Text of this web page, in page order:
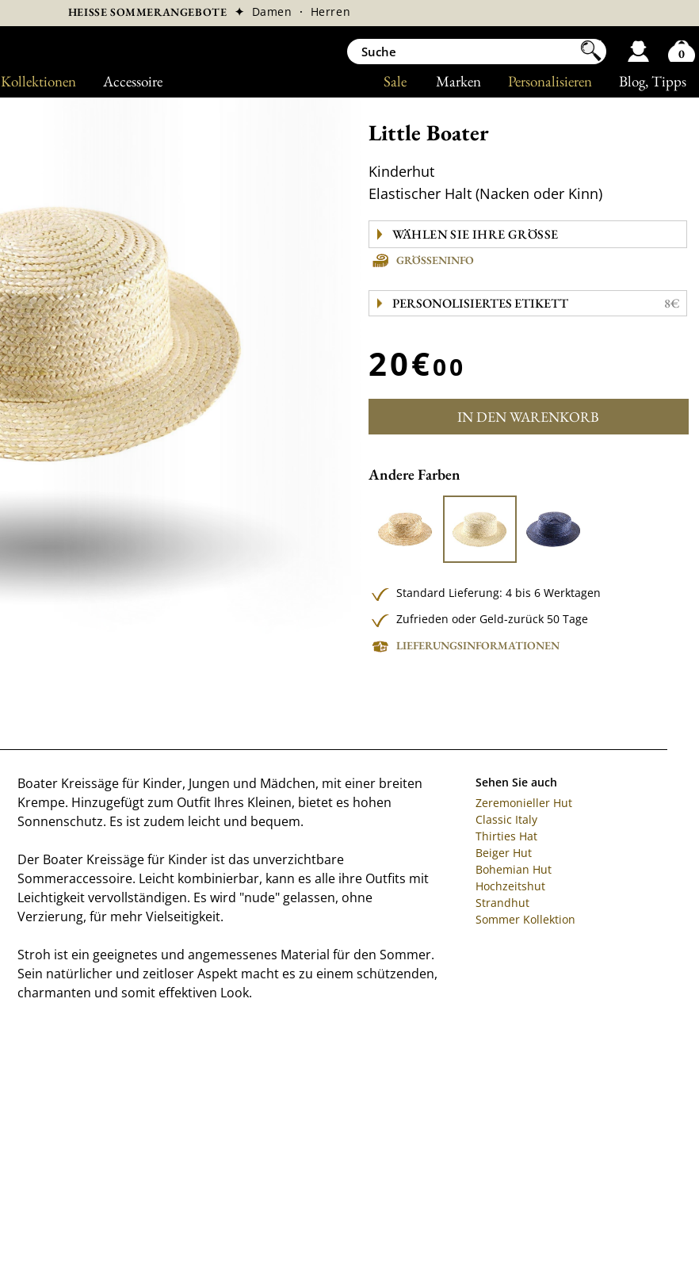
Kollektionen Accessoire Blog, Tipps
Personalisieren
Marken
Sale
HEISSE SOMMERANGEBOTE ✦ Damen · Herren
Little Boater
Kinderhut
Elastischer Halt (Nacken oder Kinn)
GRÖSSENINFO
PERSONOLISIERTES ETIKETT 8€
20€00
IN DEN WARENKORB
Andere Farben
Standard Lieferung: 4 bis 6 Werktagen
Zufrieden oder Geld-zurück 50 Tage
LIEFERUNGSINFORMATIONEN
Boater Kreissäge für Kinder, Jungen und Mädchen, mit einer breiten
Krempe. Hinzugefügt zum Outfit Ihres Kleinen, bietet es hohen
Sonnenschutz. Es ist zudem leicht und bequem.
Der Boater Kreissäge für Kinder ist das unverzichtbare
Sommeraccessoire. Leicht kombinierbar, kann es alle ihre Outfits mit
Leichtigkeit vervollständigen. Es wird "nude" gelassen, ohne
Verzierung, für mehr Vielseitigkeit.
Stroh ist ein geeignetes und angemessenes Material für den Sommer.
Sein natürlicher und zeitloser Aspekt macht es zu einem schützenden,
charmanten und somit effektiven Look.
Sehen Sie auch
Zeremonieller Hut
Classic Italy
Thirties Hat
Beiger Hut
Bohemian Hut
Hochzeitshut
Strandhut
Sommer Kollektion
0